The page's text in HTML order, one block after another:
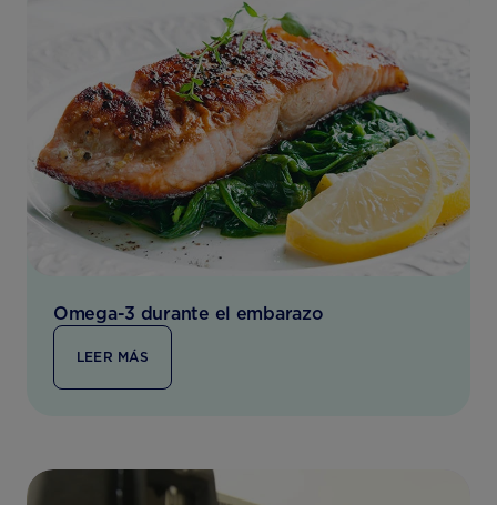
Omega-3 durante el embarazo
LEER MÁS